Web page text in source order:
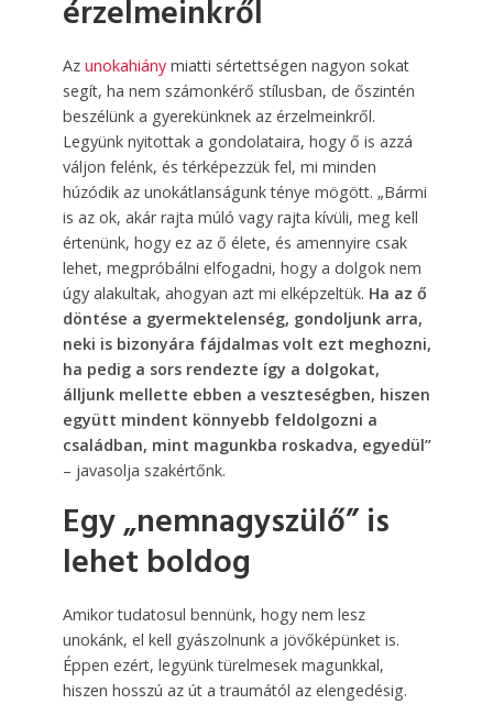
érzelmeinkről
Az unokahiánymiatti sértettségen nagyon sokat
segít, ha nem számonkérő stílusban, de őszintén
beszélünk a gyerekünknek az érzelmeinkről.
Legyünk nyitottak a gondolataira, hogy ő is azzá
váljon felénk, és térképezzük fel, mi minden
húzódik az unokátlanságunk ténye mögött. „Bármi
is az ok, akár rajta múló vagy rajta kívüli, meg kell
értenünk, hogy ez az ő élete, és amennyire csak
lehet, megpróbálni elfogadni, hogy a dolgok nem
úgy alakultak, ahogyan azt mi elképzeltük. Ha az ő
döntése a gyermektelenség, gondoljunk arra,
neki is bizonyára fájdalmas volt ezt meghozni,
ha pedig a sors rendezte így a dolgokat,
álljunk mellette ebben a veszteségben, hiszen
együtt mindent könnyebb feldolgozni a
családban, mint magunkba roskadva, egyedül”
– javasolja szakértőnk.
Egy „nemnagyszülő” is
lehet boldog
Amikor tudatosul bennünk, hogy nem lesz
unokánk, el kell gyászolnunk a jövőképünket is.
Éppen ezért, legyünk türelmesek magunkkal,
hiszen hosszú az út a traumától az elengedésig.